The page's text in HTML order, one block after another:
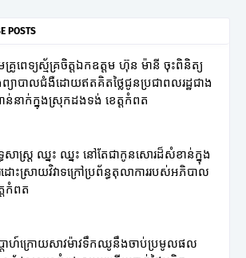
POSTS
គ្រូពេទ្យស្ម័គ្រចិត្តឯកឧត្តម ហ៊ុន ម៉ានី ចុះពិនិត្យ
យាបាលជំងឺដោយឥតគិតថ្លៃជូនប្រជាពលរដ្ឋជាង
ន់នាក់ក្នុងស្រុកដងទង់ ខេត្តកំពត
សាស្ត្រ ឈ្នះ ឈ្នះ នៅតែជាកូនសោរដ៏សំខាន់ក្នុង
ដោះស្រាយវិវាទក្រៅប្រព័ន្ធតុលាការរបស់អភិបាល
តកំពត
ាហ៍ក្រោយសាវម៉ាវទឹកឈូនឹងចាប់ប្រមូលផល